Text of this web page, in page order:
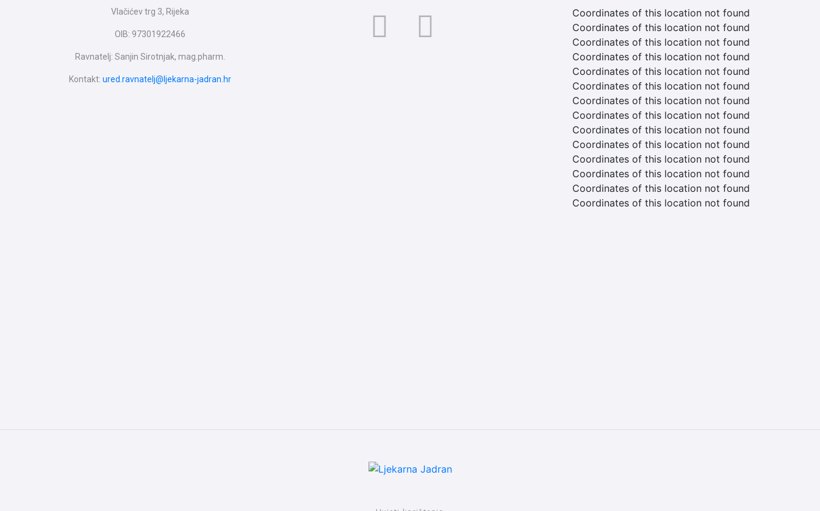
Vlačićev trg 3, Rijeka
OIB: 97301922466
Ravnatelj: Sanjin Sirotnjak, mag.pharm.
Kontakt: ured.ravnatelj@ljekarna-jadran.hr
Coordinates of this location not found
Coordinates of this location not found
Coordinates of this location not found
Coordinates of this location not found
Coordinates of this location not found
Coordinates of this location not found
Coordinates of this location not found
Coordinates of this location not found
Coordinates of this location not found
Coordinates of this location not found
Coordinates of this location not found
Coordinates of this location not found
Coordinates of this location not found
Coordinates of this location not found